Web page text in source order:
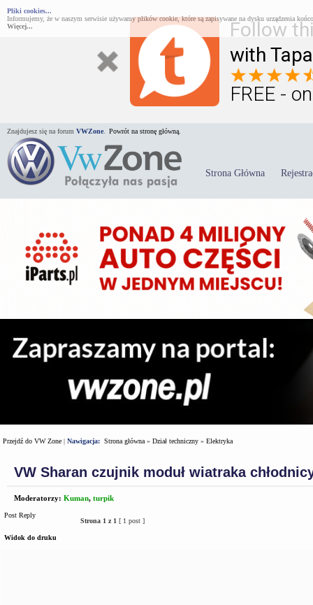
Follow
with
FREE -
Pliki cookies...
Informujemy, że w naszym serwisie używamy plików cookie, które są zapisywane na dysku urządzenia
Więcej...
Znajdujesz się na forum VWZone Powrót na stronę główną.
Strona Główna
Przejdź do VW Zone | Nawigacja: Strona główna » Dział techniczny » Elektryka
VW Sharan czujnik moduł wiatraka
Moderatorzy: Kuman, turpik
Post Reply
Strona 1 z 1 [ 1 post ]
Widok do druku